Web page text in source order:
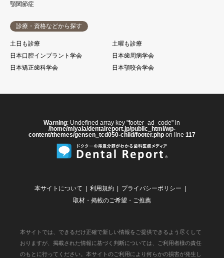
顎関節症
診療・資格などから探す
土日も診療
土曜も診療
日本口腔インプラント学会
日本歯周病学会
日本矯正歯科学会
日本顎咬合学会
Warning: Undefined array key "footer_ad_code" in
/home/miyala/dentalreport.jp/public_html/wp-
content/themes/gensen_tcd050-child/footer.php on line 117
本サイトについて 利用規約
プライバシーポリシー
取材・掲載のご希望・ご推薦
本サイトでは、できるだけ正確で新しい情報をご提供できるよう尽くして
おりますが、掲載された情報に基づく判断については、ご利用者様の責任
のもとに行ってください。本サイトのご利用により何らかの損害が発生し